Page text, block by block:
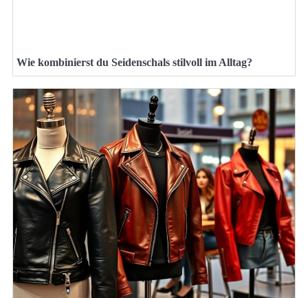
Wie kombinierst du Seidenschals stilvoll im Alltag?